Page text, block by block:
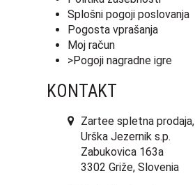
Splošni pogoji poslovanja
Pogosta vprašanja
Moj račun
>Pogoji nagradne igre
KONTAKT
Zartee spletna prodaja,
Urška Jezernik s.p.
Zabukovica 163a
3302 Griže, Slovenia